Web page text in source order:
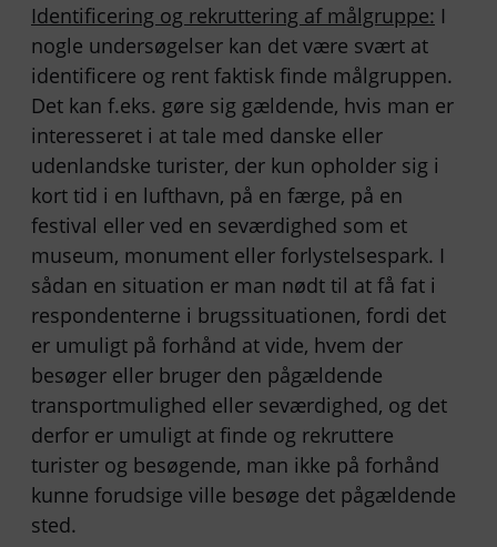
Identificering og rekruttering af målgruppe: I
nogle undersøgelser kan det være svært at
identificere og rent faktisk finde målgruppen.
Det kan f.eks. gøre sig gældende, hvis man er
interesseret i at tale med danske eller
udenlandske turister, der kun opholder sig i
kort tid i en lufthavn, på en færge, på en
festival eller ved en seværdighed som et
museum, monument eller forlystelsespark. I
sådan en situation er man nødt til at få fat i
respondenterne i brugssituationen, fordi det
er umuligt på forhånd at vide, hvem der
besøger eller bruger den pågældende
transportmulighed eller seværdighed, og det
derfor er umuligt at finde og rekruttere
turister og besøgende, man ikke på forhånd
kunne forudsige ville besøge det pågældende
sted.